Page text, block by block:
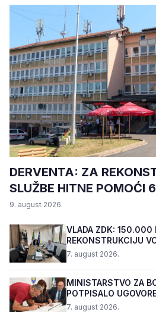
DERVENTA: ZA
SLUŽBE HITNE POMOĆI
9. august 2026.
VLADA ZDK: 150.000
REKONSTRUKCIJU
7. august 2026.
MINISTARSTVO ZA
POTPISALO
PROGRAMA "BIZNIS
7. august 2026.